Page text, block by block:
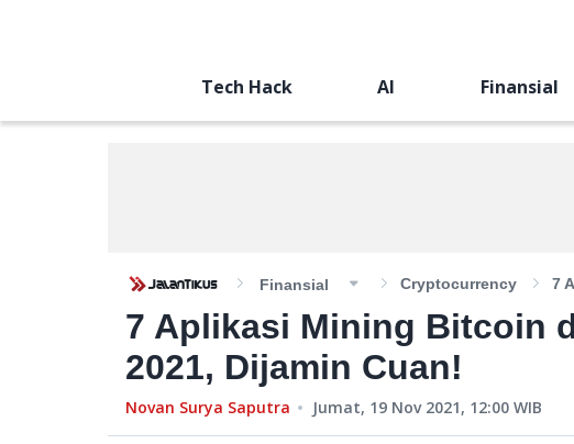
Tech Hack AI Finansial
Finansial Cryptocurrency 7
7 Aplikasi Mining Bitcoin
2021, Dijamin Cuan!
Novan Surya Saputra Jumat, 19 Nov 2021, 12:00 WIB